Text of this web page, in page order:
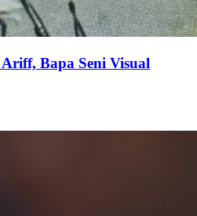
Bapa Seni Visual